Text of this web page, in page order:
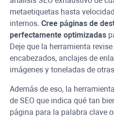
metaetiquetas hasta
internos. Cree páginas de
perfectamente optimizadas
Deje que la herramienta
encabezados, anclajes de
imágenes y toneladas de
Además de eso, la
de SEO que indica qué tan
página para la palabra clave